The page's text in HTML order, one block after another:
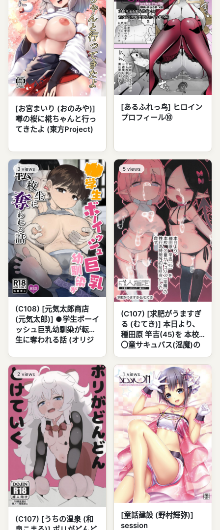
[お宮まいり (おのみや)]
噂の桜に椛ちゃんと行っ
てきたよ (東方Project)
[あるふれっ鸟] ヒロイン
プロフィール⑩
3 views
(C108) [元気太郎商店
(元気太郎)] ●学生ボーイ
ッシュ巨乳幼馴染が転校
生に奪われる話 (オリジ
5 views
(C107) [求肥がうますぎ
る (むてき)] 本日より、
種田原 竿吉(45)を 本校
〇童サキュバス(淫魔)の
性行為時間外抑制担当と
して 命ず
2 views
(C107) [うちの温泉 (和
1 views
[童話建設 (野村輝弥)]
session